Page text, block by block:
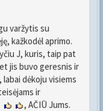
varžytis su
kažkodėl aprimo.
J, kuris, taip pat
jis buvo geresnis ir
labai dėkoju visiems
ir
, AČIŪ Jums.